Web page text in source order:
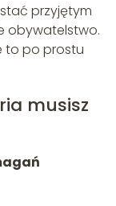
przyjętym
obywatelstwo.
to po prostu
musisz